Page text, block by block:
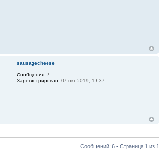
sausagecheese
Сообщения: 2
Зарегистрирован: 07 окт 2019, 19:37
Сообщений: 6 • Страница 1 из 1